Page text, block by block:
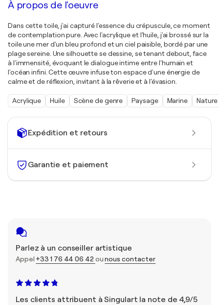
Expédition et retours
Garantie et paiement
Parlez à un conseiller artistique
Appel +33 1 76 44 06 42ounous contacter
Les clients attribuent à Singulart la note de 4,9/5
À propos de l'oeuvre
Dans cette toile, j'ai capturé l'essence du crépuscule, ce moment
de contemplation pure. Avec l'acrylique et l'huile, j'ai brossé sur la
toile une mer d'un bleu profond et un ciel paisible, bordé par une
plage sereine. Une silhouette se dessine, se tenant debout, face
à l'immensité, évoquant le dialogue intime entre l'humain et
l'océan infini. Cette œuvre infuse ton espace d'une énergie de
calme et de réflexion, invitant à la rêverie et à l'évasion.
Acrylique Huile Scène de genre Paysage Marine Nature